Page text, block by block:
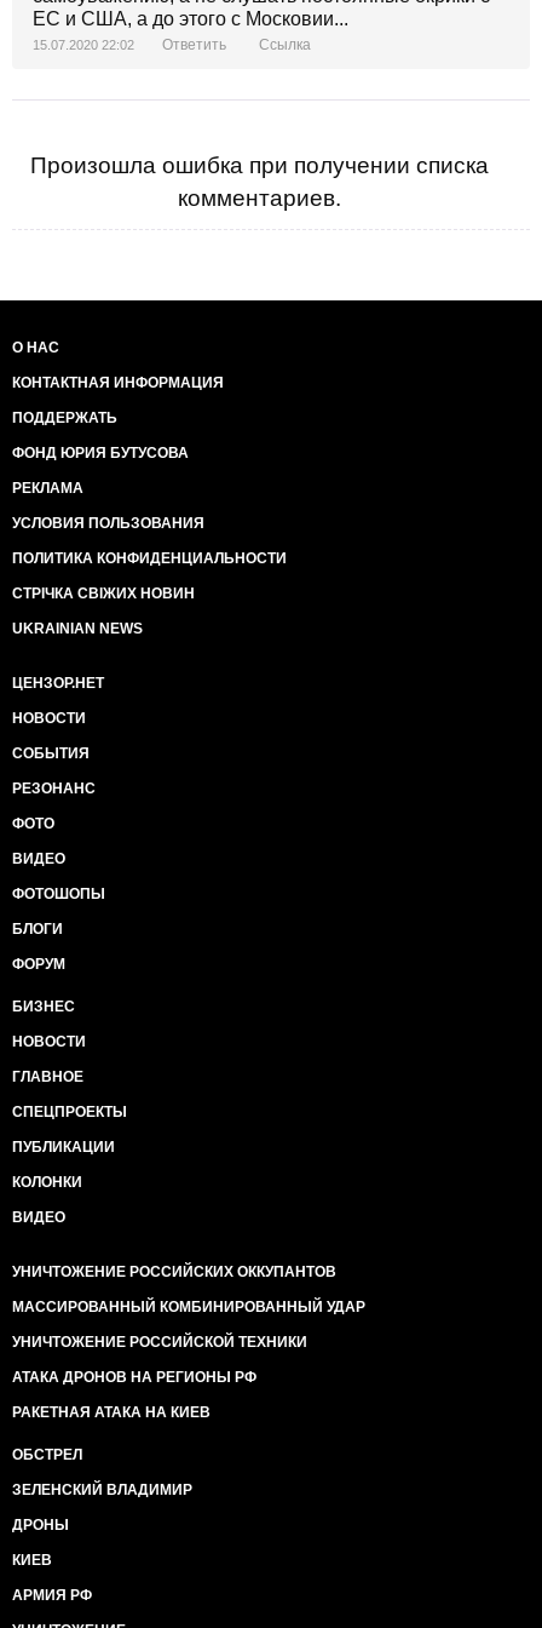
ЕС и США, а до этого с Московии...
15.07.2020 22:02 Ответить Ссылка
Произошла ошибка при получении списка
комментариев.
О НАС
КОНТАКТНАЯ ИНФОРМАЦИЯ
ПОДДЕРЖАТЬ
ФОНД ЮРИЯ БУТУСОВА
РЕКЛАМА
УСЛОВИЯ ПОЛЬЗОВАНИЯ
ПОЛИТИКА КОНФИДЕНЦИАЛЬНОСТИ
СТРІЧКА СВІЖИХ НОВИН
UKRAINIAN NEWS
ЦЕНЗОР.НЕТ
НОВОСТИ
СОБЫТИЯ
РЕЗОНАНС
ФОТО
ВИДЕО
ФОТОШОПЫ
БЛОГИ
ФОРУМ
БИЗНЕС
НОВОСТИ
ГЛАВНОЕ
СПЕЦПРОЕКТЫ
ПУБЛИКАЦИИ
КОЛОНКИ
ВИДЕО
УНИЧТОЖЕНИЕ РОССИЙСКИХ ОККУПАНТОВ
МАССИРОВАННЫЙ КОМБИНИРОВАННЫЙ УДАР
УНИЧТОЖЕНИЕ РОССИЙСКОЙ ТЕХНИКИ
АТАКА ДРОНОВ НА РЕГИОНЫ РФ
РАКЕТНАЯ АТАКА НА КИЕВ
ОБСТРЕЛ
ЗЕЛЕНСКИЙ ВЛАДИМИР
ДРОНЫ
КИЕВ
АРМИЯ РФ